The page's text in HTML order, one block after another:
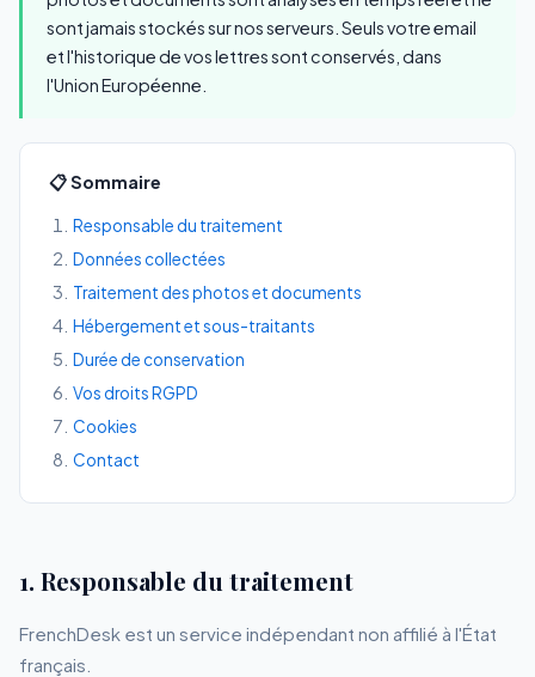
sont jamais stockés sur nos serveurs. Seuls votre email
et l'historique de vos lettres sont conservés, dans
l'Union Européenne.
📋 Sommaire
Responsable du traitement
Données collectées
Traitement des photos et documents
Hébergement et sous-traitants
Durée de conservation
Vos droits RGPD
Cookies
Contact
1. Responsable du traitement
FrenchDesk est un service indépendant non affilié à l'État
français.